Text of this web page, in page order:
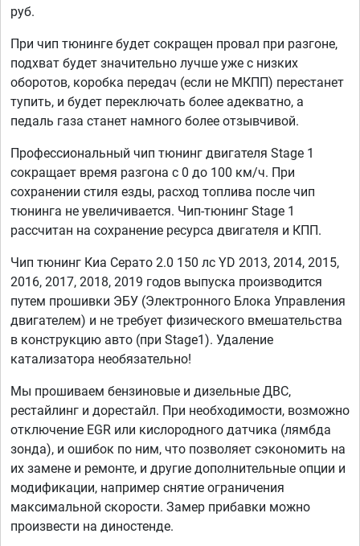
руб.
При чип тюнинге будет сокращен провал при разгоне,
подхват будет значительно лучше уже с низких
оборотов, коробка передач (если не МКПП) перестанет
тупить, и будет переключать более адекватно, а
педаль газа станет намного более отзывчивой.
Профессиональный чип тюнинг двигателя Stage 1
сокращает время разгона с 0 до 100 км/ч. При
сохранении стиля езды, расход топлива после чип
тюнинга не увеличивается. Чип-тюнинг Stage 1
рассчитан на сохранение ресурса двигателя и КПП.
Чип тюнинг Киа Серато 2.0 150 лс YD 2013, 2014, 2015,
2016, 2017, 2018, 2019 годов выпуска производится
путем прошивки ЭБУ (Электронного Блока Управления
двигателем) и не требует физического вмешательства
в конструкцию авто (при Stage1). Удаление
катализатора необязательно!
Мы прошиваем бензиновые и дизельные ДВС,
рестайлинг и дорестайл. При необходимости, возможно
отключение EGR или кислородного датчика (лямбда
зонда), и ошибок по ним, что позволяет сэкономить на
их замене и ремонте, и другие дополнительные опции и
модификации, например снятие ограничения
максимальной скорости. Замер прибавки можно
произвести на диностенде.